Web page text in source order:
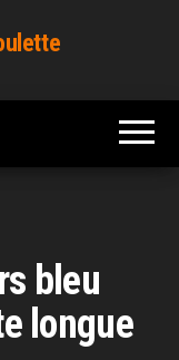
bleu
longue